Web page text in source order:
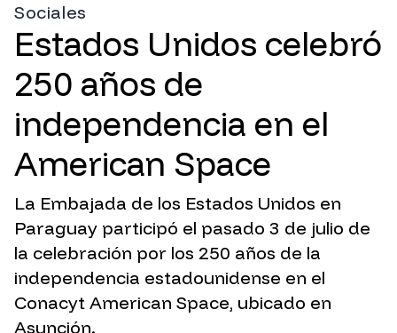
Sociales
Estados Unidos celebró
250 años de
independencia en el
American Space
La Embajada de los Estados Unidos en
Paraguay participó el pasado 3 de julio de
la celebración por los 250 años de la
independencia estadounidense en el
Conacyt American Space, ubicado en
Asunción.